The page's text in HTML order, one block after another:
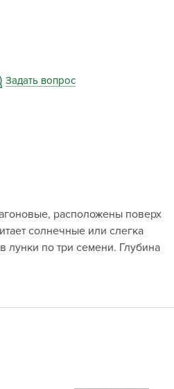
Задать вопрос
расположены поверх
солнечные или слегка
по три семени. Глубина